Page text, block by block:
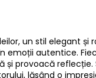
un stil elegant și
emoții autentice.
provoacă reflecție.
lăsând o